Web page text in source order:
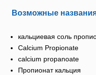
Возможные
кальциевая соль
Calcium Propionate
calcium propanoate
Пропионат кальция